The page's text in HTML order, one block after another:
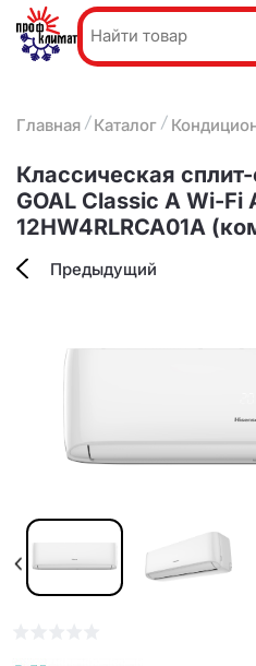
Акции и
О
Наши
Оплата и
Контакты
Главная Каталог
Классическая
GOAL Classic A Wi-Fi
12HW4RLRCA01A
Предыдущий